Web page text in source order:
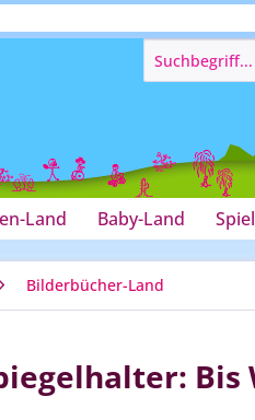
Land Baby-Land
Bilderbücher-Land